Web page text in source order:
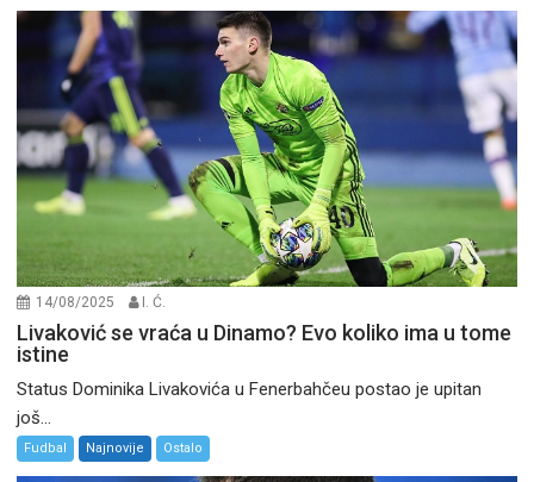
14/08/2025 I. Ć.
Livaković se vraća u Dinamo? Evo koliko ima u tome
istine
Status Dominika Livakovića u Fenerbahčeu postao je upitan
još...
Fudbal Najnovije Ostalo